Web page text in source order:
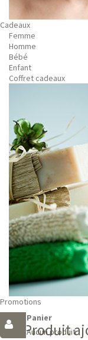
Cadeaux
Femme
Homme
Bébé
Enfant
Coffret cadeaux
Promotions
Panier
Aucun produit
Produit